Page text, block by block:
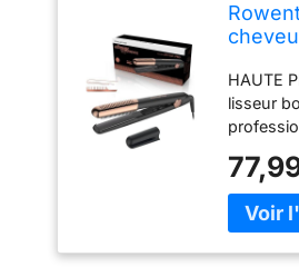
HAUTE
lisseur
d'une
d'une
sur les